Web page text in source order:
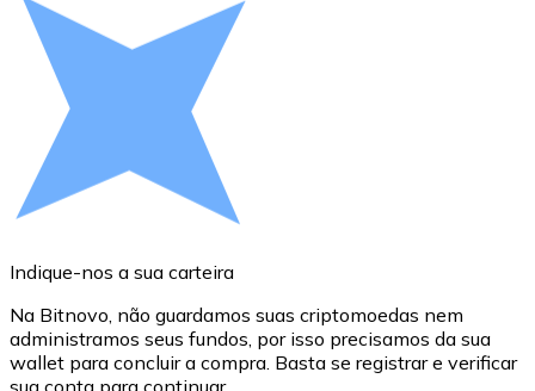
Transferência SEPA
Adicione fundos à sua conta Bitnovo ou faça
Comprar com transferência bancária
Cartão de crédito / débito
Use cartões Visa e Mastercard para comprar
Loja - Cartões-presente
Novo
Compre cartões-presente das suas marcas favoritas
Indique-nos a sua carteira
Na Bitnovo, não guardamos suas criptomoedas nem
administramos seus fundos, por isso precisamos da sua
wallet para concluir a compra. Basta se registrar e verificar
sua conta para continuar.